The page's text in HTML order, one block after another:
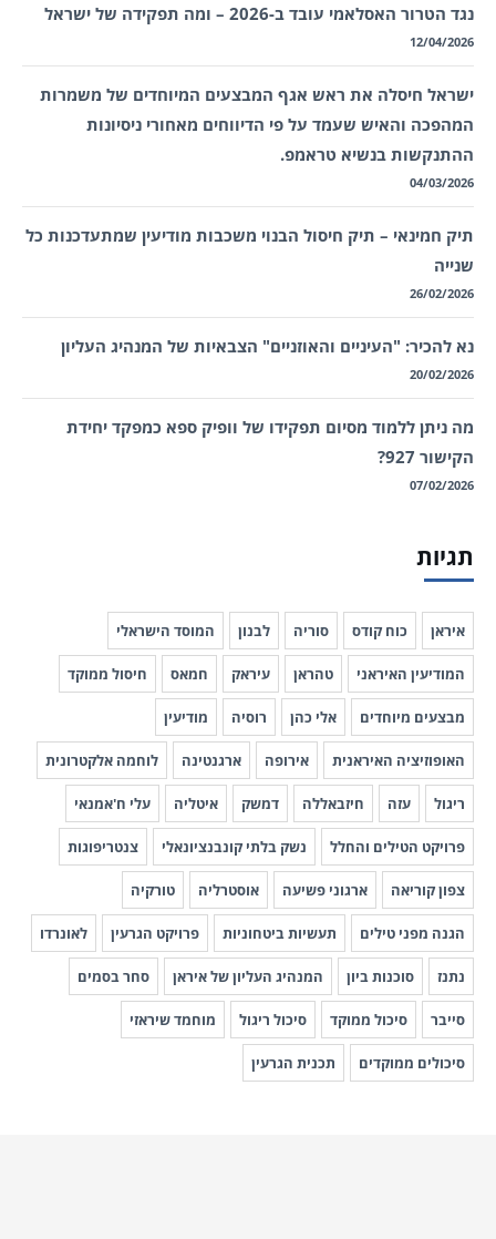
נגד הטרור האסלאמי עובד ב-2026 – ומה תפקידה של ישראל
12/04/2026
ישראל חיסלה את ראש אגף המבצעים המיוחדים של משמרות
המהפכה והאיש שעמד על פי הדיווחים מאחורי ניסיונות
ההתנקשות בנשיא טראמפ.
04/03/2026
תיק חמינאי – תיק חיסול הבנוי משכבות מודיעין שמתעדכנות כל
שנייה
26/02/2026
נא להכיר: "העיניים והאוזניים" הצבאיות של המנהיג העליון
20/02/2026
מה ניתן ללמוד מסיום תפקידו של וופיק ספא כמפקד יחידת
הקישור 927?
07/02/2026
תגיות
איראן כוח קודס סוריה לבנון המוסד הישראלי
המודיעין האיראני טהראן עיראק חמאס חיסול ממוקד
מבצעים מיוחדים אלי כהן רוסיה מודיעין
האופוזיציה האיראנית אירופה ארגנטינה לוחמה אלקטרונית
ריגול עזה חיזבאללה דמשק איטליה עלי ח'אמנאי
פרויקט הטילים והחלל נשק בלתי קונבנציונאלי צנטריפוגות
צפון קוריאה ארגוני פשיעה אוסטרליה טורקיה
הגנה מפני טילים תעשיות ביטחוניות פרויקט הגרעין לאונרדו
נתנז סוכנות ביון המנהיג העליון של איראן סחר בסמים
סייבר סיכול ממוקד סיכול ריגול מוחמד שיראזי
סיכולים ממוקדים תכנית הגרעין